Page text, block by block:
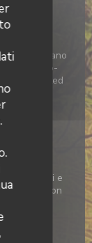
Vegano
franco-
Revisited
per disabili e
Camera con